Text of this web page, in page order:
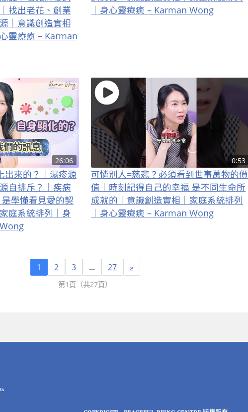
找出老花、創業
｜意識創造實相
靈療癒 – Karman
｜身心靈療癒 – Karman Wong
26:06
出來的？｜濕疹源
自排斥？｜疾病
學懂看見愛的契
庭系統排列｜身
0:53
可憐別人=慈悲？必須看到世事萬物的價
值｜時刻記得自己的幸福 是不同生命所
成就的｜意識創造實相｜家庭系統排列
｜身心靈療癒 – Karman Wong
1 2 3 ... 27 »
第1頁（共27頁）